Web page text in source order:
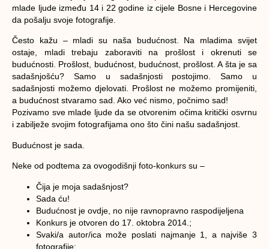
mlade ljude između 14 i 22 godine iz cijele Bosne i Hercegovine
da pošalju svoje fotografije.
Često kažu – mladi su naša budućnost. Na mladima svijet
ostaje, mladi trebaju zaboraviti na prošlost i okrenuti se
budućnosti. Prošlost, budućnost, budućnost, prošlost. A šta je sa
sadašnjošću? Samo u sadašnjosti postojimo. Samo u
sadašnjosti možemo djelovati. Prošlost ne možemo promijeniti,
a budućnost stvaramo sad. Ako već nismo, počnimo sad!
Pozivamo sve mlade ljude da se otvorenim očima kritički osvrnu
i zabilježe svojim fotografijama ono što čini našu sadašnjost.
Budućnost je sada.
Neke od podtema za ovogodišnji foto-konkurs su –
Čija je moja sadašnjost?
Sada ću!
Budućnost je ovdje, no nije ravnopravno raspodijeljena
Konkurs je otvoren do 17. oktobra 2014.;
Svaki/a autor/ica može poslati najmanje 1, a najviše 3
fotografije;